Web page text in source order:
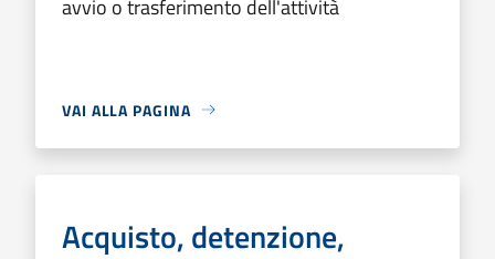
avvio o trasferimento dell'attività
VAI ALLA PAGINA
Acquisto, detenzione,